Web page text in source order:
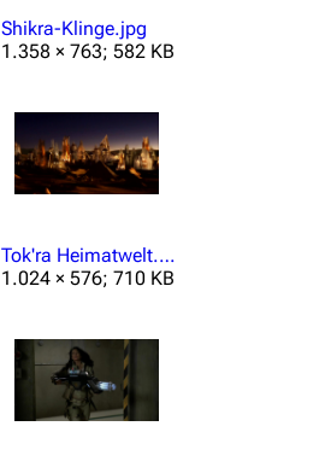
1
Universum
Shikra-Klinge.jpg
1.358 × 763; 582 KB
Tok'ra Heimatwelt.PNG
1.024 × 576; 710 KB